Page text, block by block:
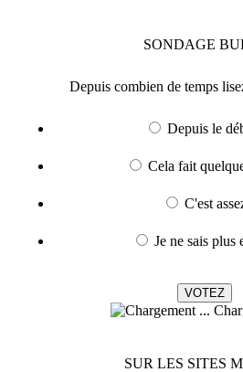
SONDAGE
Depuis combien de temps
Depuis le
Cela fait
C'est
Je ne sais plus
SUR LES SITES